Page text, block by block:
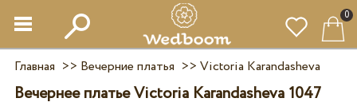
0
Главная >> Вечерние платья >> Victoria Karandasheva
Вечернее платье Victoria Karandasheva 1047